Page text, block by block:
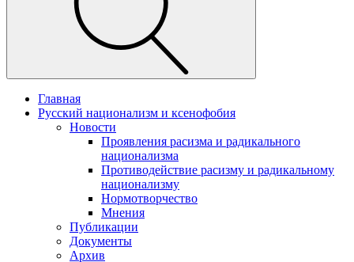
Главная
Русский национализм и ксенофобия
Новости
Проявления расизма и радикального
национализма
Противодействие расизму и радикальному
национализму
Нормотворчество
Мнения
Публикации
Документы
Архив